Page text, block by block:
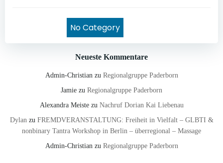
No Category
Neueste Kommentare
Admin-Christian zu Regionalgruppe Paderborn
Jamie zu Regionalgruppe Paderborn
Alexandra Meistezu Nachruf Dorian Kai Liebenau
Dylan zu FREMDVERANSTALTUNG: Freiheit in Vielfalt – GLBTI &
nonbinary Tantra Workshop in Berlin – überregional – Massage
Admin-Christian zu Regionalgruppe Paderborn